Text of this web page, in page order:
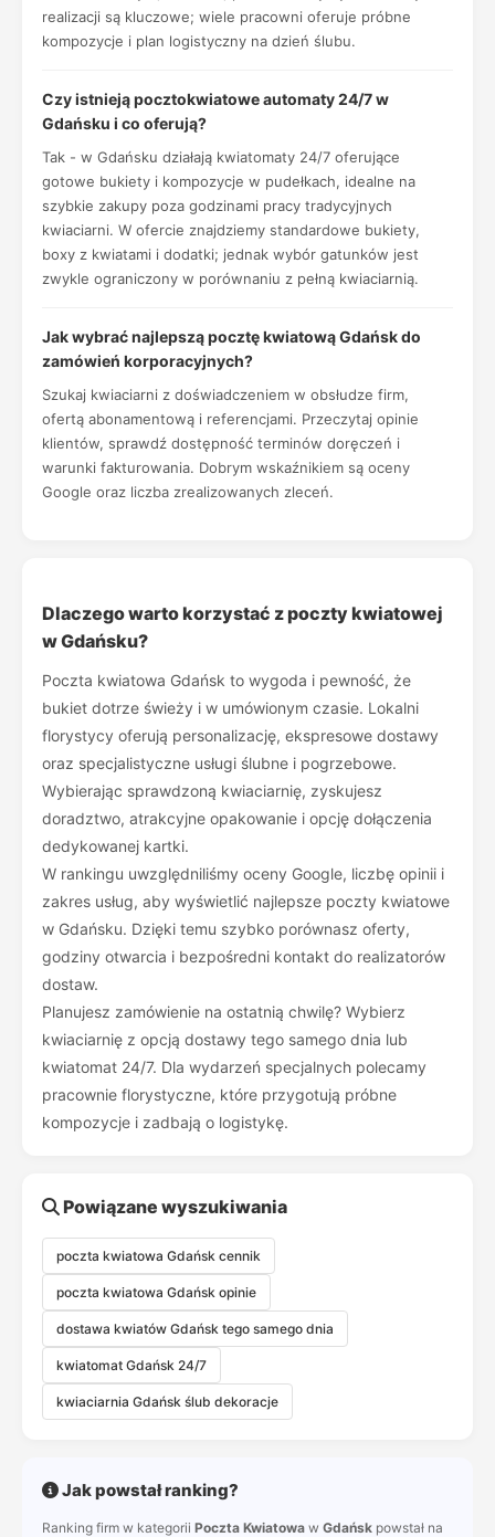
realizacji są kluczowe; wiele pracowni oferuje próbne
kompozycje i plan logistyczny na dzień ślubu.
Czy istnieją pocztokwiatowe automaty 24/7 w
Gdańsku i co oferują?
Tak - w Gdańsku działają kwiatomaty 24/7 oferujące
gotowe bukiety i kompozycje w pudełkach, idealne na
szybkie zakupy poza godzinami pracy tradycyjnych
kwiaciarni. W ofercie znajdziemy standardowe bukiety,
boxy z kwiatami i dodatki; jednak wybór gatunków jest
zwykle ograniczony w porównaniu z pełną kwiaciarnią.
Jak wybrać najlepszą pocztę kwiatową Gdańsk do
zamówień korporacyjnych?
Szukaj kwiaciarni z doświadczeniem w obsłudze firm,
ofertą abonamentową i referencjami. Przeczytaj opinie
klientów, sprawdź dostępność terminów doręczeń i
warunki fakturowania. Dobrym wskaźnikiem są oceny
Google oraz liczba zrealizowanych zleceń.
Dlaczego warto korzystać z poczty kwiatowej
w Gdańsku?
Poczta kwiatowa Gdańsk to wygoda i pewność, że
bukiet dotrze świeży i w umówionym czasie. Lokalni
florystycy oferują personalizację, ekspresowe dostawy
oraz specjalistyczne usługi ślubne i pogrzebowe.
Wybierając sprawdzoną kwiaciarnię, zyskujesz
doradztwo, atrakcyjne opakowanie i opcję dołączenia
dedykowanej kartki.
W rankingu uwzględniliśmy oceny Google, liczbę opinii i
zakres usług, aby wyświetlić najlepsze poczty kwiatowe
w Gdańsku. Dzięki temu szybko porównasz oferty,
godziny otwarcia i bezpośredni kontakt do realizatorów
dostaw.
Planujesz zamówienie na ostatnią chwilę? Wybierz
kwiaciarnię z opcją dostawy tego samego dnia lub
kwiatomat 24/7. Dla wydarzeń specjalnych polecamy
pracownie florystyczne, które przygotują próbne
kompozycje i zadbają o logistykę.
Powiązane wyszukiwania
poczta kwiatowa Gdańsk cennik
poczta kwiatowa Gdańsk opinie
dostawa kwiatów Gdańsk tego samego dnia
kwiatomat Gdańsk 24/7
kwiaciarnia Gdańsk ślub dekoracje
Jak powstał ranking?
Ranking firm w kategorii Poczta Kwiatowa w Gdańsk powstał na